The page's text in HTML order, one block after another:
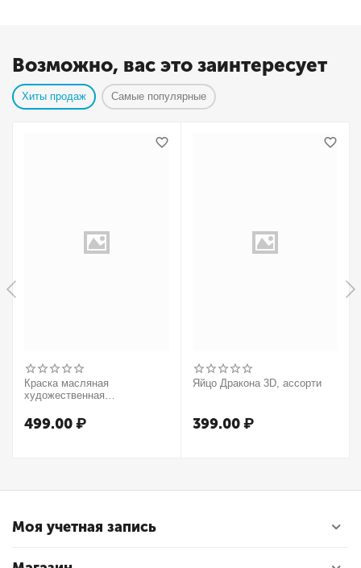
Возможно, вас это заинтересует
Хиты продаж Самые популярные
Краска масляная
художественная
37мл, туба, оранжевый
499.00₽
Яйцо Дракона 3D, ассорти
399.00₽
Моя учетная запись